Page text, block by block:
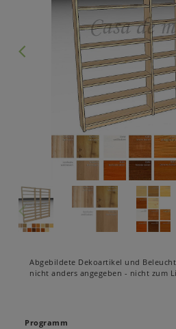
Abgebildete Dekoartikel und
nicht anders angegeben - nicht zum
Programm